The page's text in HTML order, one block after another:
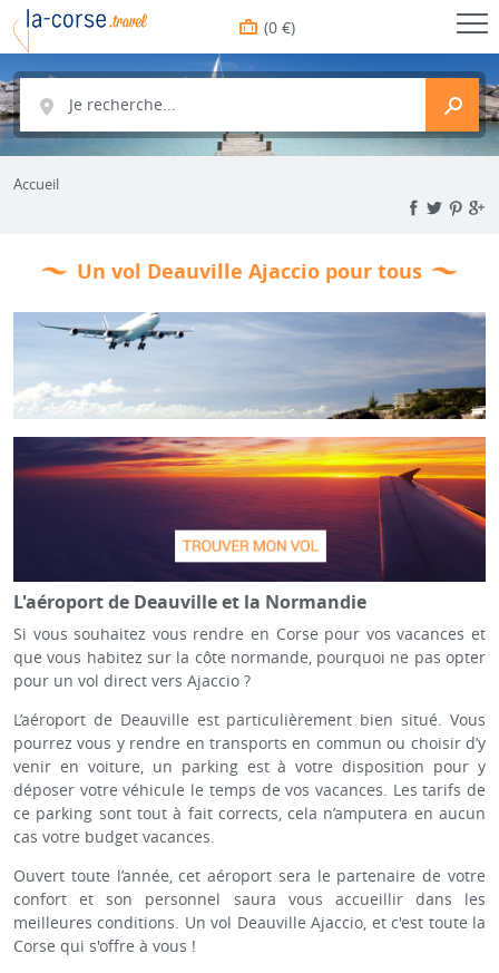
(0 €)
Je recherche...
Accueil
Un vol Deauville Ajaccio pour tous
L'aéroport de Deauville et la Normandie
Si vous souhaitez vous rendre en Corse pour vos vacances et
que vous habitez sur la côte normande, pourquoi ne pas opter
pour un vol direct vers Ajaccio ?
L’aéroport de Deauville est particulièrement bien situé. Vous
pourrez vous y rendre en transports en commun ou choisir d’y
venir en voiture, un parking est à votre disposition pour y
déposer votre véhicule le temps de vos vacances. Les tarifs de
ce parking sont tout à fait corrects, cela n’amputera en aucun
cas votre budget vacances.
Ouvert toute l’année, cet aéroport sera le partenaire de votre
confort et son personnel saura vous accueillir dans les
meilleures conditions. Un vol Deauville Ajaccio, et c'est toute la
Corse qui s'offre à vous !